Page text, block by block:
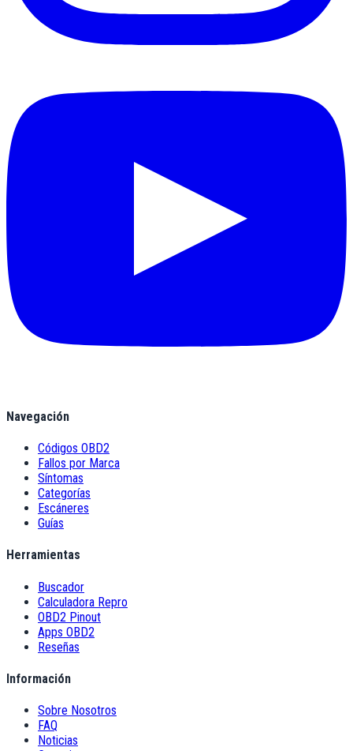
Navegación
Códigos OBD2
Fallos por Marca
Síntomas
Categorías
Escáneres
Guías
Herramientas
Buscador
Calculadora Repro
OBD2 Pinout
Apps OBD2
Reseñas
Información
Sobre Nosotros
FAQ
Noticias